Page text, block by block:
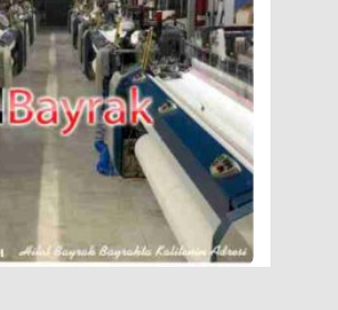
sahiptir.
Takım bayraklarının tasarımı;
takım armaları, sloganlar,
olanak tanır. Tribünlerde
enerjisini ve heyecanını artırır.
aynı takımı destekleyen
olan bağlılıklarını